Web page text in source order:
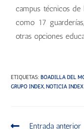
campus técnicos de
como 17
otras opciones
ETIQUETAS:BOADILLA DEL
GRUPO INDEX, NOTICIA INDEX
Entrada anterior